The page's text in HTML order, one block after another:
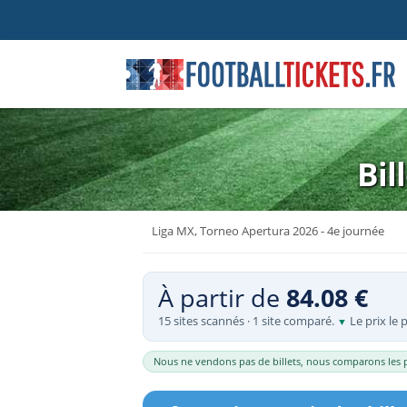
Europe
Billets Barcelone
Billets Arsenal
Billets Real Madrid
Billets Bayern Munich
Billets Liverpool
Billets Manchester Utd
Billets Inter Milan
Billets FC Porto
Ligues nationales
Billets La Liga
Billets Premier League
Billets Bundesliga
Billets Serie A
Billets Premiership (Écosse)
Billets Liga Argentine
Billets Liga MX
Europe
Barcelone
Madrid
Londres
Manchester
Milan
Rome
Amsterdam
Liga MX, Torneo Apertura 2026 - 4e journée
À partir de 84.08 €
15 sites scannés · 1 site comparé. ▼ Le prix le
Nous ne vendons pas de billets, nous comparons les